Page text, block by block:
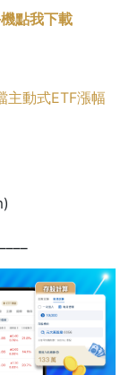
點我下載
主動式ETF漲幅